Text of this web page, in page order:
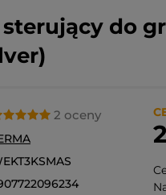
sterujący do
2 oceny